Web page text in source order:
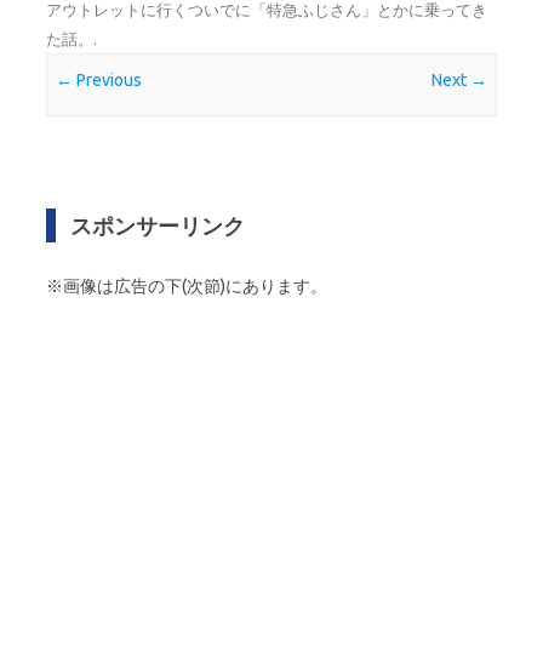
アウトレットに行くついでに「特急ふじさん」とかに乗ってき
た話。 .
← Previous Next →
スポンサーリンク
※画像は広告の下(次節)にあります。